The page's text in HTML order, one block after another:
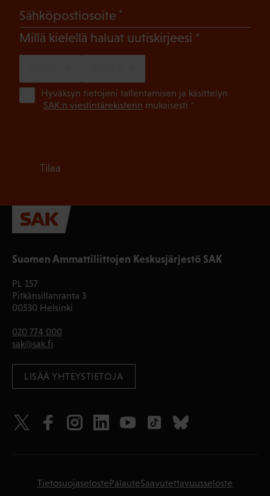
Suomen Ammattiliittojen Keskusjärjestö SAK
PL 157
Pitkänsillanranta 3
00530 Helsinki
020 774 000
sak@sak.fi
LISÄÄ YHTEYSTIETOJA
Sähköpostiosoite
Millä kielellä haluat uutiskirjeesi (Pakollinen)
Hyväksyn tietojeni tallentamisen ja käsittelyn
SAK:n viestintärekisterin mukaisesti *
Tilaa
TietosuojaselostePalauteSaavutettavuusseloste